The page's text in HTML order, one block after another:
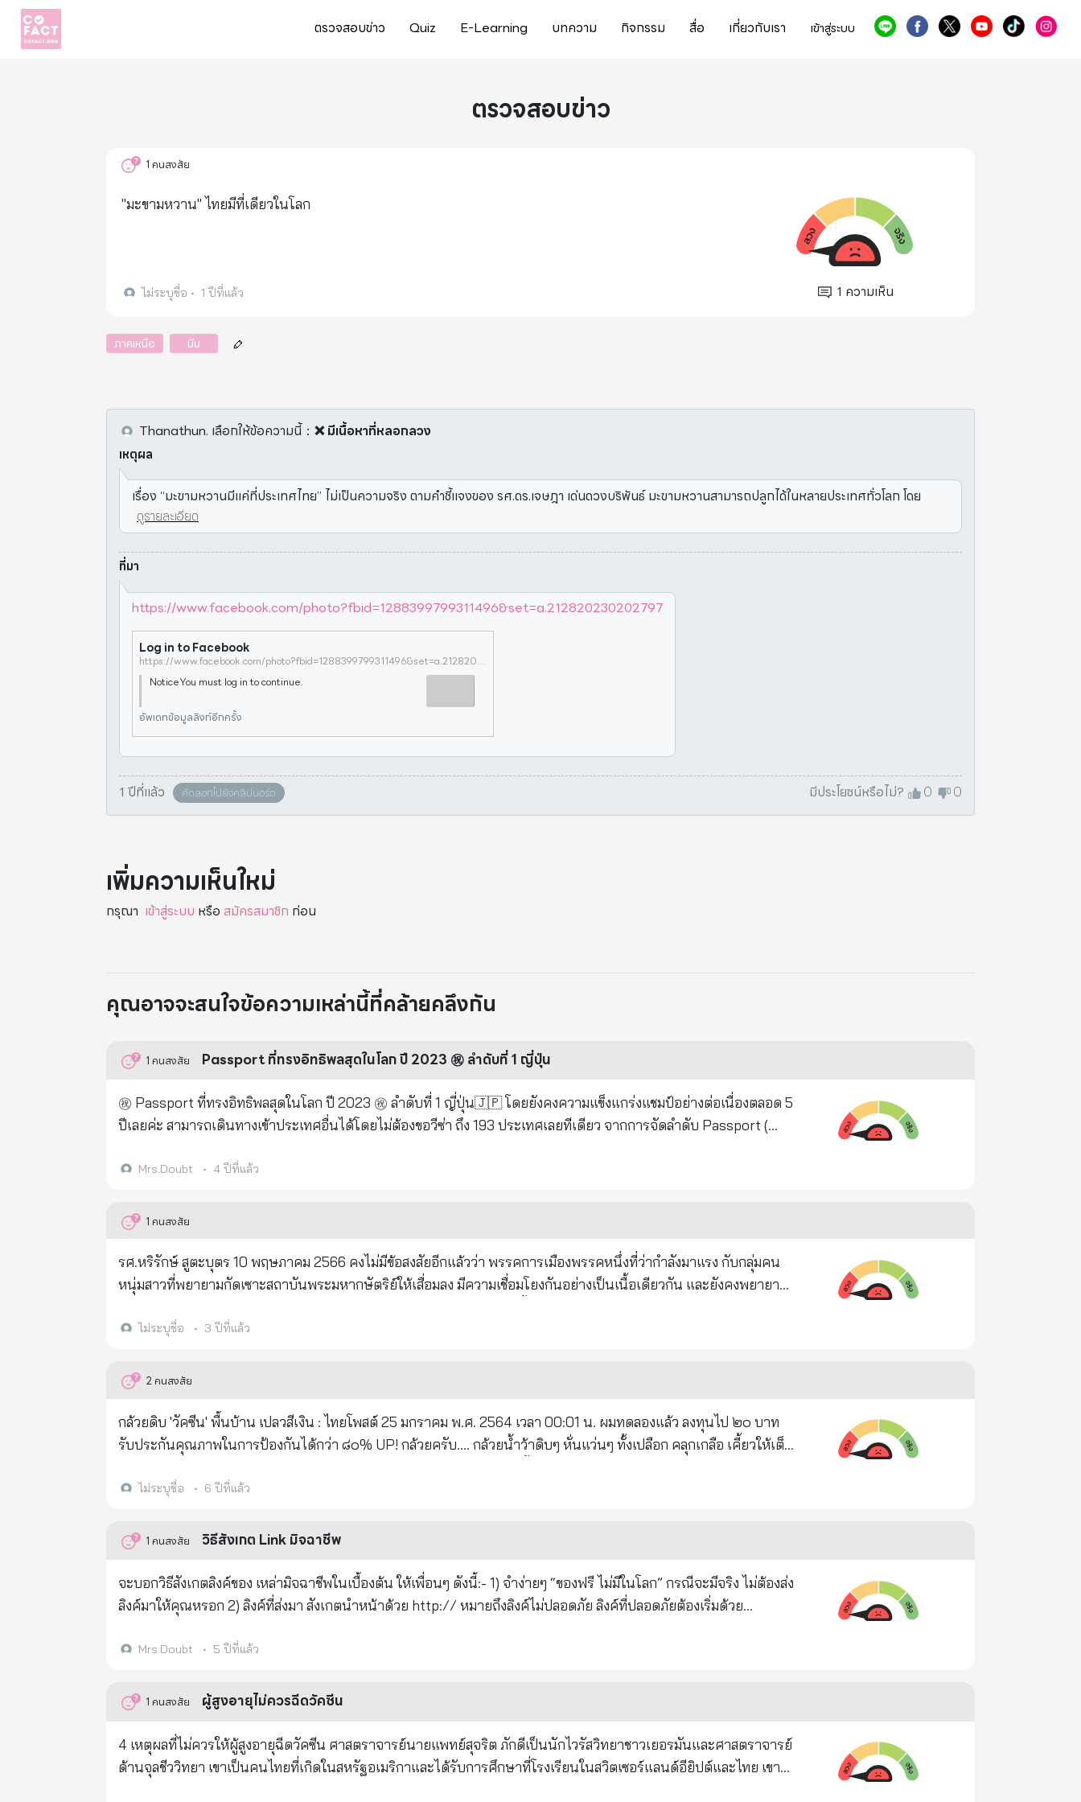
ตรวจสอบข่าว Quiz E-Learning บทความ กิจกรรม สื่อ เกี่ยวกับเรา เข้าสู่ระบบ
ตรวจสอบข่าว
1คนสงสัย
"มะขามหวาน" ไทยมีที่เดียวในโลก
ไม่ระบุชื่อ • 1 ปีที่แล้ว 1 ความเห็น
ภาคเหนือ มีม
Thanathun. เลือกให้ข้อความนี้： ❌ มีเนื้อหาที่หลอกลวง
เหตุผล
เรื่อง “มะขามหวานมีแค่ที่ประเทศไทย” ไม่เป็นความจริง ตามคำชี้แจงของ รศ.ดร.เจษฎา เด่นดวงบริพันธ์ มะขามหวานสามารถปลูกได้ในหลายประเทศทั่วโลก โดย
ดูรายละเอียด
ที่มา
https://www.facebook.com/photo?fbid=1288399799311496&set=a.212820230202797
Log in to Facebook
https://www.facebook.com/photo?fbid=1288399799311496&set=a.212820230202797
NoticeYou must log in to continue.
อัพเดทข้อมูลลิงก์อีกครั้ง
1 ปีที่แล้ว คัดลอกไปยังคลิปบอร์ด มีประโยชน์หรือไม่? 0 0
เพิ่มความเห็นใหม่
กรุณา เข้าสู่ระบบ หรือ สมัครสมาชิก ก่อน
คุณอาจจะสนใจข้อความเหล่านี้ที่คล้ายคลึงกัน
1 คนสงสัย Passport ที่ทรงอิทธิพลสุดในโลก ปี 2023 ㊗️ ลำดับที่ 1 ญี่ปุ่น
㊗️ Passport ที่ทรงอิทธิพลสุดในโลก ปี 2023 ㊗️ ลำดับที่ 1 ญี่ปุ่น🇯🇵 โดยยังคงความแข็งแกร่งแชมป์อย่างต่อเนื่องตลอด 5
ปีเลยค่ะ สามารถเดินทางเข้าประเทศอื่นได้โดยไม่ต้องขอวีซ่า ถึง 193 ประเทศเลยทีเดียว จากการจัดลำดับ Passport (
on Arrival ㊗️ ลำดับ Passport ทรงพลังปี 2023 ① ญี่ปุ่น ✈︎ เข้าได้ 193 ประเทศ ② สิงคโปร์ , เกาหลีใต้ ✈︎ เข้าได้ 192
, เดนมาร์ก ,เนเธอร์แลนด์ และสวีเดน ✈︎ เข้าได้ 188 ประเทศ สำหรับไทย🇹🇭 จากการจัดลำดับ ในส่วนของปีนี้ไทยตกไป
https://www.henleyglobal.com/passport-index
Mrs.Doubt • 4 ปีที่แล้ว
1 คนสงสัย
รศ.หริรักษ์ สูตะบุตร 10 พฤษภาคม 2566 คงไม่มีข้อสงสัยอีกแล้วว่า พรรคการเมืองพรรคหนึ่งที่ว่ากำลังมาแรง กับกลุ่มคน
หนุ่มสาวที่พยายามกัดเซาะสถาบันพระมหากษัตริย์ให้เสื่อมลง มีความเชื่อมโยงกันอย่างเป็นเนื้อเดียวกัน และยังคงพยายาม
มหากรุณาธิคุณต่อบรรพบุรุษและครอบครัวตัวเอง ถึงตรงนี้อยากจะเล่าเรื่องที่ผมเคยเล่ามาครั้งหนึ่งแล้ว วันนี้จะขอนำกลับ
พระราชนิเวศน์มฤคทายวัน ชื่อ "บ้านปลุกปรีดี" เมื่อครั้งกระโน้น ผมและพี่ๆในช่วงเวลาปิดภาคเรียน จะใช้ชีวิตอยู่ที่บ้านหลัง
สดจะบรรจุอยู่ในกระบอกไม้ไผ่ เป็นน้ำตาลสดที่ยังไม่ผ่านความร้อน หวานหอมยิ่งนัก หลังอาหารเช้าก็ลงทะเล เล่นน้ำทะเล
หาหอยเสียบ กลับเข้าบ้านทานอาหารกลางวัน บ่ายลงทะเล เย็นทานอาหารเย็น หลังอาหารเย็นลงทะเลไล่จับปูลม ชีวิตช่วง
ชื่อ นายอ๋วย มาปลูกกระต๊อบอยู่ฟรีๆทางด้านปลายสุดของที่ ดูเหมือนนายอ๋วยจะเป็นช่างที่มาช่วยซ่อมบ้านให้ นายอ๋วยมี
พักตากอากาศที่บ้านหลังนี้เป็นประจำ หลังจากนายอ๋วยเสียชีวิต ลูกคนโต และคนกลาง ย้ายออกไปใช้ชีวิตอยู่ที่อื่น ลูกคน
เล็กที่ยังคงอาศัยอยู่ในที่แปลงนี้ วันหนึ่ง ตัวเขาร่วมกับเพื่อนๆของเขากับทนายความคนหนึ่งถือโอกาสใช้ช่องกฎหมาย แอบ
ไปยื่นศาลจังหวัดเพชรบุรี ขอครอบครองปรปักษ์ที่ดินครี่งหนึ่ง คือด้านหลังที่เขาปลูกกระต๊อบอยู่ ความจริงเราไม่น่าจะมี
โอกาสที่จะรู้เรื่องนี้เลย แต่บังเอิญเพื่อนของเขาคนหนึ่งเกิดความขัดแย้งกับเขา จึงนำเรื่องนี้มาบอกเรา เราจึงไปยื่นฟ้องค้าน
ได้ทันก่อนที่ศาลจะมีคำพิพากษา ต่อสู้คดีกันกว่าจะชนะก็ใช้เวลาเป็นปี ซึ่งเหนื่อยและต้องเสียค่าใช้จ่ายไม่น้อยกว่าเรื่องจะ
จบ สุดท้ายเรายังให้เงินผู้ที่พยายามยึดครองที่ของเราไปจำนวนไม่น้อยเป็นค่ารื้อถอน กลุ่มคนกลุ่มหนึ่งที่ก่อตั้ง
ประเทศไทยเป็นของประชาชน หาใช่เป็นของพระมหากษัตริย์ไม่ คนกลุ่มนี้ก็ไม่ต่างอะไรกับลูกชายคนเล็กของนายอ๋วยที่บ้าน
ชะอำของครอบครัวผม ที่ได้อาศัยอยู่อย่างสุขสบาย สุดท้ายพยายามยึดเป็นที่ของตัวเอง ปฐมกษัตริย์ตั้งแต่สมัยสุโขทัย กรุง
ศรีอยุทธยา กรุงธนบุรี กรุงรัตนโกสินทร์ ล้วนเป็นพระมหากษัตริย์ที่นำทัพออกรบ รวบรวมดินแดนก่อตั้งประเทศ พระองค์
ต่อๆมาก็มีทั้งต้องทำสงครามเพื่อป้องกันประเทศเมื่อถูกรุกราน เมื่อประเทศชาติต้องเสียเอกราชถูกยึดครอง ก็มีพระมหา
กษัตริย์ทรงทำสงครามเพื่อกู้ชาติจนได้รับเอกราชอีกครั้ง หากไม่มีพระมหากษัตริย์ เราอาจไม่มีประเทศอย่างทุกวันนี้ ใน
ไม่ระบุชื่อ • 3 ปีที่แล้ว
2คนสงสัย
กล้วยดิบ 'วัคซีน' พื้นบ้าน เปลวสีเงิน : ไทยโพสต์ 25 มกราคม พ.ศ. 2564 เวลา 00:01 น. ผมทดลองแล้ว ลงทุนไป ๒๐ บาท
รับประกันคุณภาพในการป้องกันได้กว่า ๘๐% UP! กล้วยครับ.... กล้วยน้ำว้าดิบๆ หั่นแว่นๆ ทั้งเปลือก คลุกเกลือ เคี้ยวให้เต็ม
"ป้านิดดา หงษ์วิวัฒน์" นักธรรมชาติบำบัด สนทนากับ "รศ.ดร.โกวิน วิวัฒนพงศ์พันธ์" ที่พวกเขาส่งมาให้ ผมมันพวก "กล้วย
หายไปเลย! ผมถอดคำจากคลิปมาให้ อยากให้ทดลองกัน ระหว่างวัคซีนยังไม่มา ใช้ "วัคซีนกล้วยดิบ" ไปก่อน รับรอง "โควิด
ไข้หวัดใหญ่ ไข้หวัดธรรมดาอย่างไร อยู่ในกลุ่มเดียวกัน อาการคล้ายกันมาก แต่จุดต่างของเขา คือ จะแสบคอมาก จะไอ
(แห้ง) มาก มีไข้ ก็ไข้มากเลย มีรายงานออกมาว่า จุดเริ่มต้นของเขาอยู่ที่ลำคอ จนกระทั่งต่อมรับรสที่อยู่ที่ปลายลิ้นไม่สามารถ
ได้สิ ถ้าเราจัดการได้ มันก็ไม่มีลามไปที่ปอด ปอดก็ไม่เป็นไร ปอดก็ทำหน้าที่ได้ การที่เอาปอดเข้าฟอกออกซิเจนได้ ระบบอื่น
แนะนำ เขาบอกว่ากล้วยน้ำว้า ต้องกล้วยดิบนะเขียวๆ เนี่ย เอามาแล้วต้องหั่นเป็นแว่นๆ เอาลักษณะที่เราเคี้ยวง่ายๆ มีข้อมูล
แพทย์แผนไทยโบราณว่า กล้วยดิบนี้สามารถหยุดยั้งการไอที่ลำคอได้ "ผมบอกเอ๊ะ...อย่างนั้นต้องทดลองดูซี" มันหยุดไอที่
ลำคอเพราะอะไร เพราะว่าเมื่อมีเชื้อโรคมาเข้าร่างกาย จะผ่านระบบหายใจก่อน หรือผ่านมาที่ปาก ร่างกายก็จะมีระบบกัก
เชื้อโรค ลำคอนี่ก็เป็นจุดเริ่มต้นที่เราจะมีน้ำเมือกออกมา เพื่อกักเชื้อโรคจากอากาศที่มีเชื้อโรค ฉะนั้น เมื่อเชื้อโรคมาติดที่นี่
มันก็จะมีอาการอักเสบที่ลำคอก่อน พออักเสบปุ๊บ ร่างกายก็พยายามกำจัดมันออกด้วยอาการไอ ไอมากแสดงว่ามีเยอะ ถ้า
ไม่ระบุชื่อ • 6 ปีที่แล้ว
1 คนสงสัย วิธีสังเกต Link มิจฉาชีพ
จะบอกวิธีสังเกตลิงค์ของ เหล่ามิจฉาชีพในเบื้องต้น ให้เพื่อนๆ ดังนี้:- 1) จำง่ายๆ “ของฟรี ไม่มีในโลก” กรณีจะมีจริง ไม่ต้องส่ง
ลิงค์มาให้คุณหรอก 2) ลิงค์ที่ส่งมา สังเกตนำหน้าด้วย http:// หมายถึงลิงค์ไม่ปลอดภัย ลิงค์ที่ปลอดภัยต้องเริ่มด้วย
ใครก็สร้างได้/ไม่มีตัวตน 4) ให้คุณจำไว้ว่า ยุคนี้คือ ยุคดิจิตอล โซเชี่ยลมีแต่การหลอกลวงเกิน 50% คุณอย่าตกเป็นเหยื่อโซ
ตามที่ลิงค์เค้าสั่งอีกด้วย ก่อนส่งลิงค์/แชร์ต่างๆ ควรนึกถึงคำเตือน และพิจารณาให้รอบครอบ ว่าเป็นลิงค์จริง ปลอดภัย จึง
Mrs.Doubt • 5 ปีที่แล้ว
1 คนสงสัย ผู้สูงอายุไม่ควรฉีดวัคซีน
4 เหตุผลที่ไม่ควรให้ผู้สูงอายุฉีดวัคซีน ศาสตราจารย์นายแพทย์สุจริต ภักดีเป็นนักไวรัสวิทยาชาวเยอรมันและศาสตราจารย์
ด้านจุลชีววิทยา เขาเป็นคนไทยที่เกิดในสหรัฐอเมริกาและได้รับการศึกษาที่โรงเรียนในสวิตเซอร์แลนด์อียิปต์และไทย เขา